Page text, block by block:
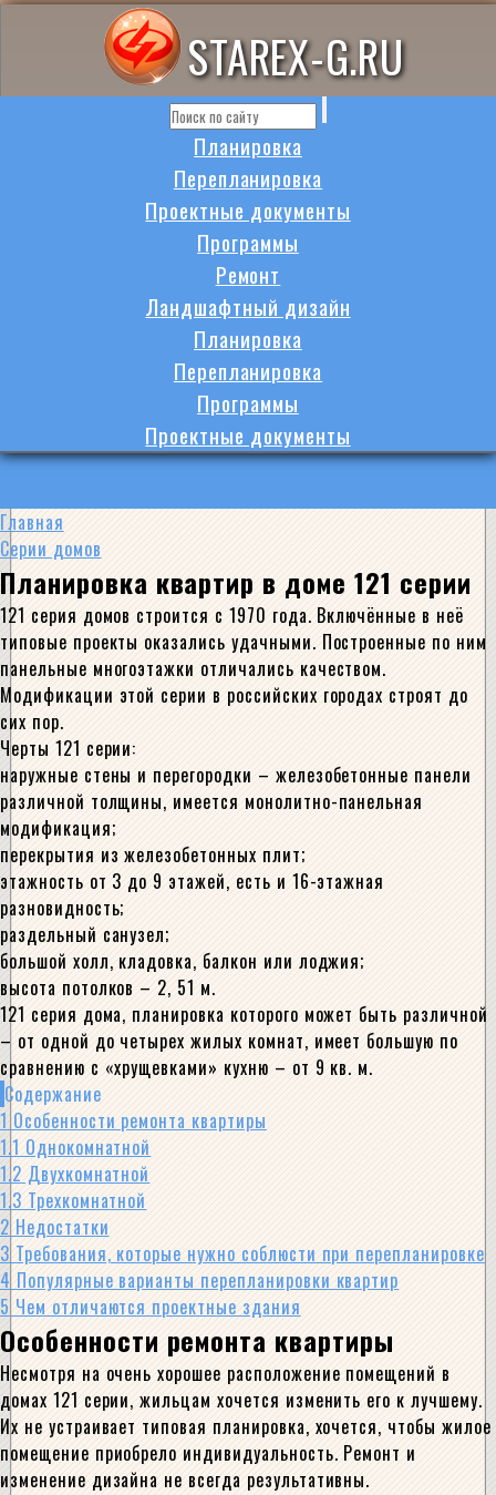
STAREX-G.RU
Планировка
Перепланировка
Проектные документы
Программы
Ремонт
Ландшафтный дизайн
Планировка
Перепланировка
Программы
Проектные документы
Главная
Серии домов
Планировка квартир в доме 121 серии
121 серия домов строится с 1970 года. Включённые в неё
типовые проекты оказались удачными. Построенные по ним
панельные многоэтажки отличались качеством.
Модификации этой серии в российских городах строят до
сих пор.
Черты 121 серии:
наружные стены и перегородки – железобетонные панели
различной толщины, имеется монолитно-панельная
модификация;
перекрытия из железобетонных плит;
этажность от 3 до 9 этажей, есть и 16-этажная
разновидность;
раздельный санузел;
большой холл, кладовка, балкон или лоджия;
высота потолков – 2, 51 м.
121 серия дома, планировка которого может быть различной
– от одной до четырех жилых комнат, имеет большую по
сравнению с «хрущевками» кухню – от 9 кв. м.
Содержание
1 Особенности ремонта квартиры
1.1 Однокомнатной
1.2 Двухкомнатной
1.3 Трехкомнатной
2 Недостатки
3 Требования, которые нужно соблюсти при перепланировке
4 Популярные варианты перепланировки квартир
5 Чем отличаются проектные здания
Особенности ремонта квартиры
Несмотря на очень хорошее расположение помещений в
домах 121 серии, жильцам хочется изменить его к лучшему.
Их не устраивает типовая планировка, хочется, чтобы жилое
помещение приобрело индивидуальность. Ремонт и
изменение дизайна не всегда результативны.